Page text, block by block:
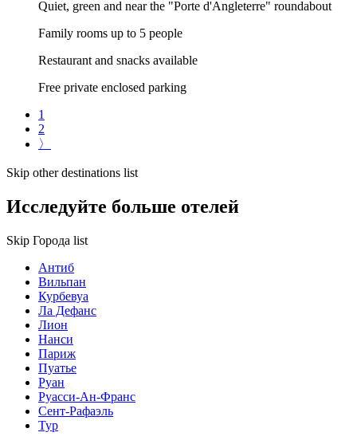
Quiet, green and near the "Porte d'Angleterre" roundabout
Family rooms up to 5 people
Restaurant and snacks available
Free private enclosed parking
1
2
〉
Skip other destinations list
Исследуйте больше отелей
Skip Города list
Антиб
Вильпан
Курбевуа
Ла Дефанс
Лион
Нанси
Париж
Пуатье
Руан
Руасси-Ан-Франс
Сент-Рафаэль
Тур